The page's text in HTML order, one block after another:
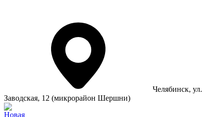
Челябинск, ул.
Заводская, 12 (микрорайон Шершни)